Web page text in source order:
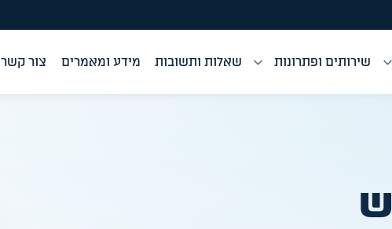
שירותים ופתרונות שאלות ותשובות מידע ומאמרים צור קשר